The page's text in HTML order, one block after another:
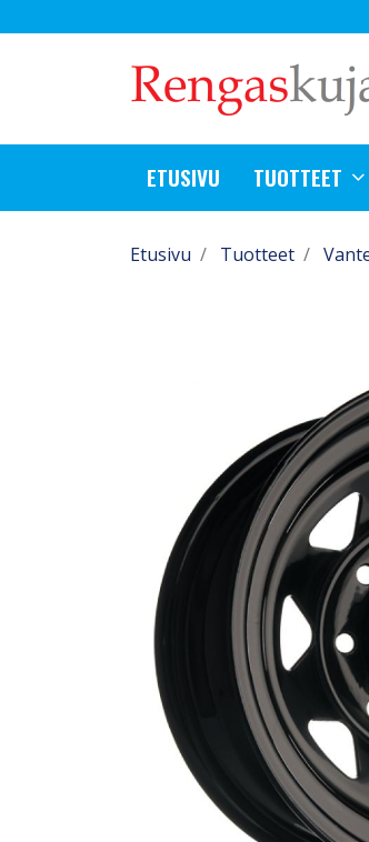
ETUSIVU TUOTTEET
Etusivu Tuotteet